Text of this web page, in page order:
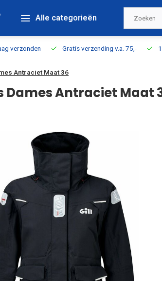
Alle categorieën
verzonden Gratis verzending v.a. 75,-
Antraciet Maat 36
Dames Antraciet Maat